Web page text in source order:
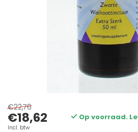
€22,76
€18,62
Incl. btw
Op voorraad.